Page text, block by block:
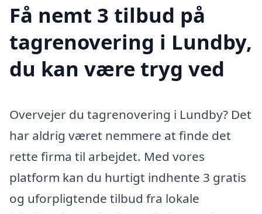
Få nemt 3 tilbud på
tagrenovering i Lundby,
du kan være tryg ved
Overvejer du tagrenovering i Lundby? Det
har aldrig været nemmere at finde det
rette firma til arbejdet. Med vores
platform kan du hurtigt indhente 3 gratis
og uforpligtende tilbud fra lokale